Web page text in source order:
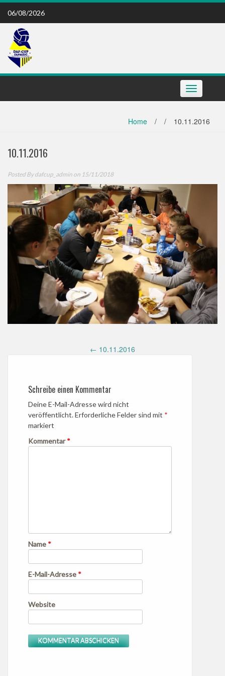
Skip
content
06/08/2026
Toggle
navigation
Home / / 10.11.2016
10.11.2016
Posted Bydafcup_admin on 15/11/2018
navigation
← 10.11.2016
Schreibe einen Kommentar
Deine E-Mail-Adresse wird nicht
veröffentlicht.Erforderliche Felder sind mit *
markiert
Kommentar*
Name *
E-Mail-Adresse *
Website